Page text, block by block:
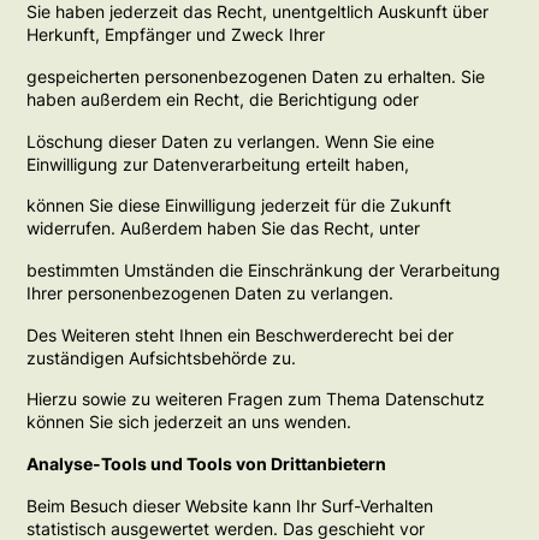
Sie haben jederzeit das Recht, unentgeltlich Auskunft über
Herkunft, Empfänger und Zweck Ihrer
gespeicherten personenbezogenen Daten zu erhalten. Sie
haben außerdem ein Recht, die Berichtigung oder
Löschung dieser Daten zu verlangen. Wenn Sie eine
Einwilligung zur Datenverarbeitung erteilt haben,
können Sie diese Einwilligung jederzeit für die Zukunft
widerrufen. Außerdem haben Sie das Recht, unter
bestimmten Umständen die Einschränkung der Verarbeitung
Ihrer personenbezogenen Daten zu verlangen.
Des Weiteren steht Ihnen ein Beschwerderecht bei der
zuständigen Aufsichtsbehörde zu.
Hierzu sowie zu weiteren Fragen zum Thema Datenschutz
können Sie sich jederzeit an uns wenden.
Analyse-Tools und Tools von Drittanbietern
Beim Besuch dieser Website kann Ihr Surf-Verhalten
statistisch ausgewertet werden. Das geschieht vor